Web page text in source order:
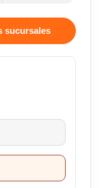
sucursales